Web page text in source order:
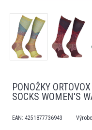
PONOŽKY
SOCKS WOMEN'S
EAN: 4251877736943